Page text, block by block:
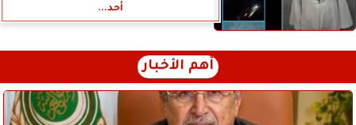
أحد...
أهم الأخبار